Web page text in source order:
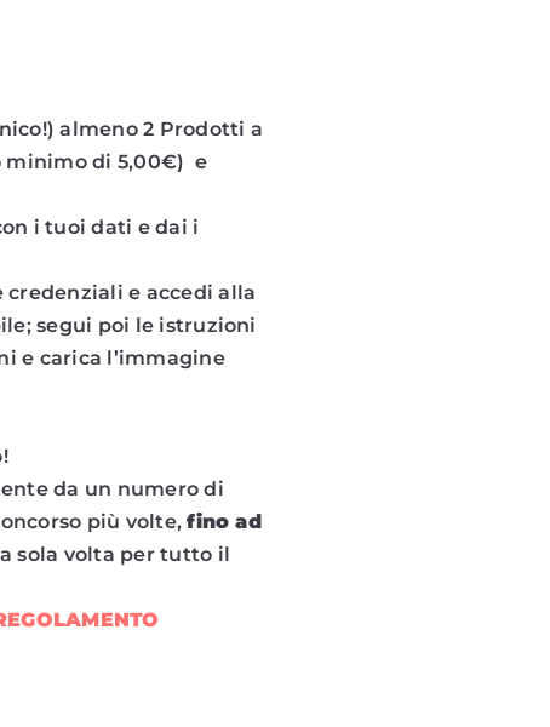
almeno 2 Prodotti a
minimo di 5,00€) e
i tuoi dati e dai i
e accedi alla
segui poi le istruzioni
e carica l’immagine
da un numero di
più volte,fino ad
sola volta per tutto il